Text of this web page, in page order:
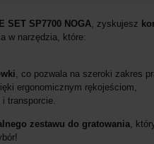
SET SP7700 NOGA, zyskujesz
w narzędzia, które:
, co pozwala na szeroki zakres
ergonomicznym rękojeściom,
i transporcie.
zestawu do gratowania,